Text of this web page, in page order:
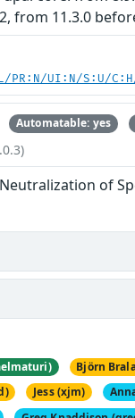
from 11.3.0
PR:N/UI:N/S:U/
Automatable: yes
of
Björn
Jess (xjm)